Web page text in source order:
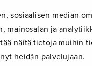
sosiaalisen median
mainosalan ja
näitä tietoja muihin
heidän palvelujaan.